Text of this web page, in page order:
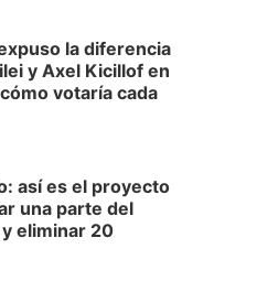
la diferencia
y Axel Kicillof en
votaría cada
así es el proyecto
una parte del
eliminar 20